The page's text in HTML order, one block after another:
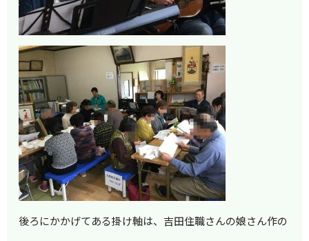
後ろにかかげてある掛け軸は、吉田住職さんの娘さん作の